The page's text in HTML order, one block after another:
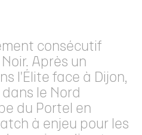
consécutif
Après un
l'Élite face à Dijon,
le Nord
du Portel en
à enjeu pour les